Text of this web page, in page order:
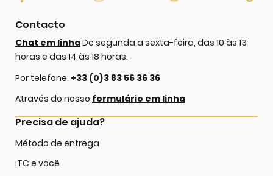
Contacto
Chat em linhaDe segunda a sexta-feira, das 10 às 13
horas e das 14 às 18 horas.
Por telefone: +33 (0)3 83 56 36 36
Através do nosso formulário em linha
Precisa de ajuda?
Método de entrega
iTC e você